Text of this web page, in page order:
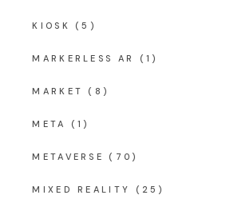
KIOSK (5)
MARKERLESS AR (1)
MARKET (8)
META (1)
METAVERSE (70)
MIXED REALITY (25)